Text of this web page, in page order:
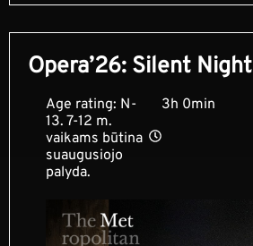
Opera’26: Silent Night
Age rating: N-
13. 7-12 m.
vaikams būtina
suaugusiojo
palyda.
3h 0min